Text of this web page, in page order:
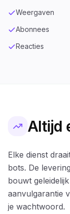
Weergaven
Abonnees
Reacties
Altijd
Elke dienst
bots. De
bouwt
aanvulgarantie
je wachtwoord.